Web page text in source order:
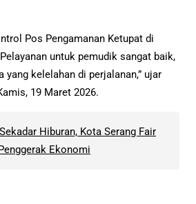
Pos Pengamanan Ketupat di
untuk pemudik sangat baik,
yang kelelahan di perjalanan,” ujar
19 Maret 2026.
Hiburan, Kota Serang Fair
Ekonomi